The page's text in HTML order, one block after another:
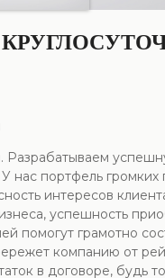
нас портфель
интересов
успешность
помогут грамотно
компанию от
в договоре, будь